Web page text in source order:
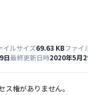
イルサイズ69.63 KBファイ
日最終更新日時2020年5月
ス権がありません。